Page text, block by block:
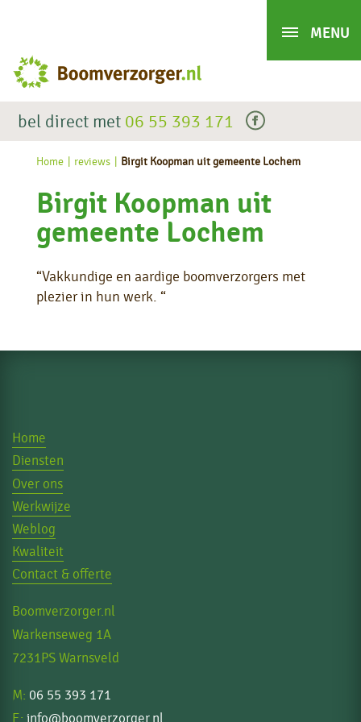
bel direct met 06 55 393 171
facebook
Home reviews Birgit Koopman uit gemeente Lochem
Birgit Koopman uit
gemeente Lochem
“Vakkundige en aardige boomverzorgers met
plezier in hun werk. “
Home
Diensten
Over ons
Werkwijze
Weblog
Kwaliteit
Contact & offerte
Boomverzorger.nl
Warkenseweg 1A
7231PS Warnsveld
M: 06 55 393 171
E: info@boomverzorger.nl